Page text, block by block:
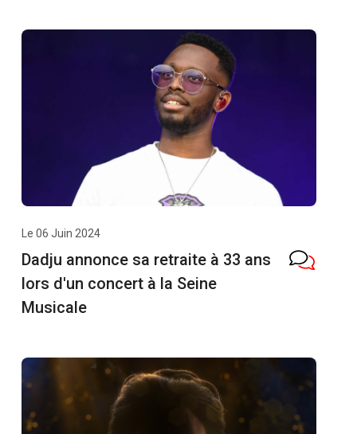
Le 06 Juin 2024
Dadju annonce sa retraite à 33 ans
lors d'un concert à la Seine
Musicale